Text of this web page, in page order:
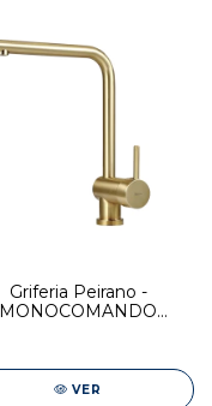
Griferia Peirano -
MONOCOMANDO
VER